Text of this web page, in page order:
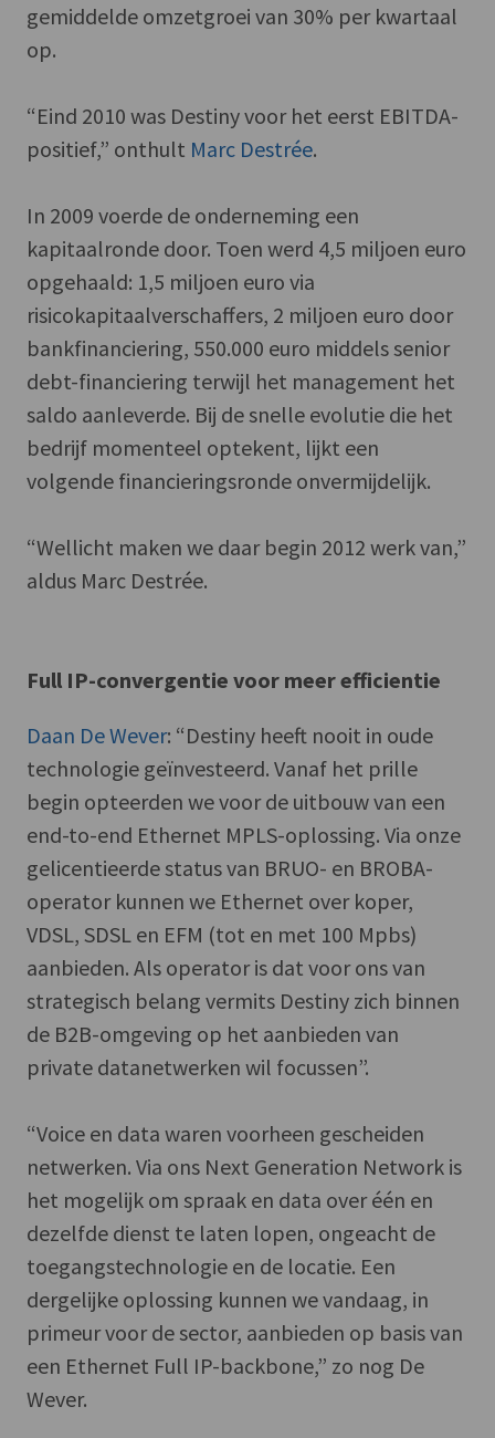
gemiddelde omzetgroei van 30% per kwartaal
op.
“Eind 2010 was Destiny voor het eerst EBITDA-
positief,” onthult Marc Destrée.
In 2009 voerde de onderneming een
kapitaalronde door. Toen werd 4,5 miljoen euro
opgehaald: 1,5 miljoen euro via
risicokapitaalverschaffers, 2 miljoen euro door
bankfinanciering, 550.000 euro middels senior
debt-financiering terwijl het management het
saldo aanleverde. Bij de snelle evolutie die het
bedrijf momenteel optekent, lijkt een
volgende financieringsronde onvermijdelijk.
“Wellicht maken we daar begin 2012 werk van,”
aldus Marc Destrée.
Full IP-convergentie voor meer efficientie
Daan De Wever: “Destiny heeft nooit in oude
technologie geïnvesteerd. Vanaf het prille
begin opteerden we voor de uitbouw van een
end-to-end Ethernet MPLS-oplossing. Via onze
gelicentieerde status van BRUO- en BROBA-
operator kunnen we Ethernet over koper,
VDSL, SDSL en EFM (tot en met 100 Mpbs)
aanbieden. Als operator is dat voor ons van
strategisch belang vermits Destiny zich binnen
de B2B-omgeving op het aanbieden van
private datanetwerken wil focussen”.
“Voice en data waren voorheen gescheiden
netwerken. Via ons Next Generation Network is
het mogelijk om spraak en data over één en
dezelfde dienst te laten lopen, ongeacht de
toegangstechnologie en de locatie. Een
dergelijke oplossing kunnen we vandaag, in
primeur voor de sector, aanbieden op basis van
een Ethernet Full IP-backbone,” zo nog De
Wever.